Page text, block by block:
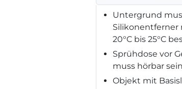
Untergrund
Silikonentferner
20°C bis 25°C
Sprühdose vor
muss hörbar
Objekt mit